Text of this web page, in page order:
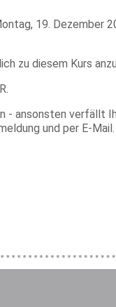
19. Dezember
zu diesem Kurs
- ansonsten verfällt
und per E-Mail.